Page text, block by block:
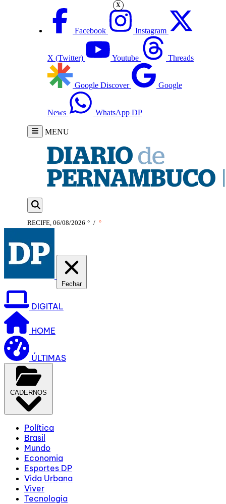
Facebook Instagram
X (Twitter) Youtube Threads
Google Discover Google
News WhatsApp DP
MENU
RECIFE, 06/08/2026 ° / °
Fechar
DIGITAL
HOME
ÚLTIMAS
CADERNOS
Política
Brasil
Mundo
Economia
Esportes DP
Vida Urbana
Viver
Tecnologia
X